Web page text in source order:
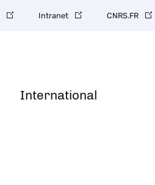
International
Intranet CNRS.FR